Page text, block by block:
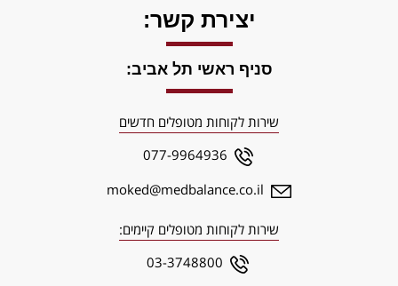
יצירת קשר:
סניף ראשי תל אביב:
שירות לקוחות מטופלים חדשים
077-9964936
moked@medbalance.co.il
שירות לקוחות מטופלים קיימים:
03-3748800